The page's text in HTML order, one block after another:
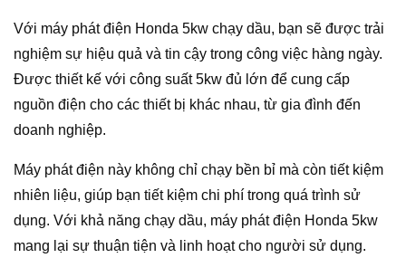
Với máy phát điện Honda 5kw chạy dầu, bạn sẽ được trải
nghiệm sự hiệu quả và tin cậy trong công việc hàng ngày.
Được thiết kế với công suất 5kw đủ lớn để cung cấp
nguồn điện cho các thiết bị khác nhau, từ gia đình đến
doanh nghiệp.
Máy phát điện này không chỉ chạy bền bỉ mà còn tiết kiệm
nhiên liệu, giúp bạn tiết kiệm chi phí trong quá trình sử
dụng. Với khả năng chạy dầu, máy phát điện Honda 5kw
mang lại sự thuận tiện và linh hoạt cho người sử dụng.